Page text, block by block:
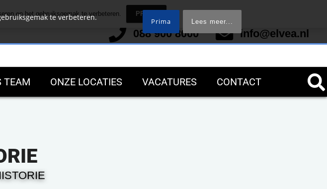
te verbeteren. Prima Lees meer...
088 900 8000 info@elvea.nl
TEAM ONZE LOCATIES VACATURES CONTACT
en het gebruiksgemak te verbeteren. PRIMA